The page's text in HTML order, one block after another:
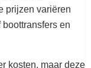
prijzen variëren
boottransfers en
kosten, maar deze